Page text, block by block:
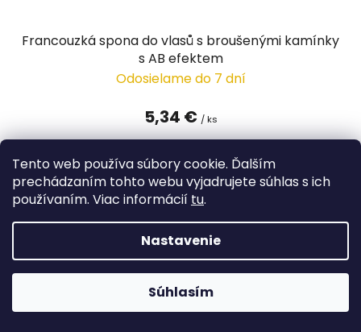
Tento web používa súbory cookie. Ďalším
prechádzaním tohto webu vyjadrujete súhlas s ich
používaním. Viac informácií tu.
Nastavenie
Súhlasím
Francouzká spona do vlasů s broušenými kamínky
s AB efektem
Odosielame do 7 dní
5,34 € / ks
DETAIL
O
v
l
23položiek celkom
Doprava zdarma